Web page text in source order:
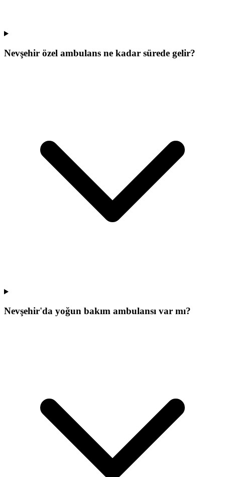
Nevşehir özel ambulans ne kadar sürede gelir?
Nevşehir'da yoğun bakım ambulansı var mı?